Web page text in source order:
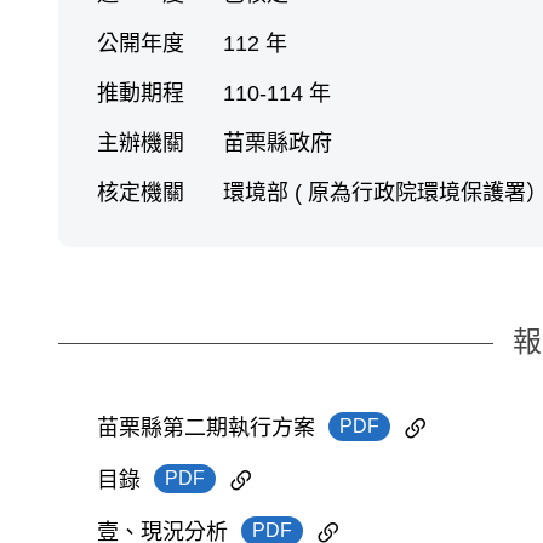
公開年度 112 年
推動期程 110-114 年
主辦機關 苗栗縣政府
核定機關 環境部 ( 原為行政院環境保護署）
苗栗縣第二期執行方案 PDF
目錄 PDF
壹、現況分析 PDF